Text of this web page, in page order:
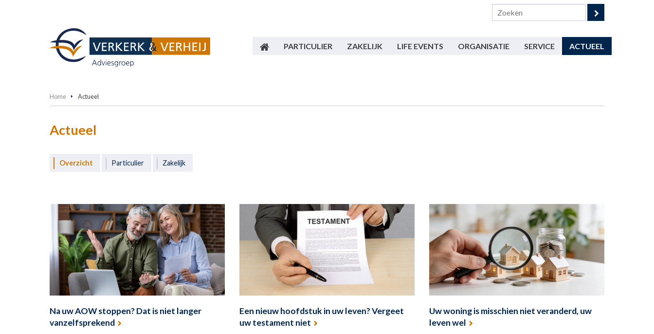
PARTICULIER ZAKELIJK LIFE EVENTS ORGANISATIE SERVICE ACTUEEL
Home Actueel
Actueel
Overzicht Particulier Zakelijk
Na uw AOW stoppen? Dat is niet langer
vanzelfsprekend
Een nieuw hoofdstuk in uw leven? Vergeet
uw testament niet
Uw woning is misschien niet veranderd, uw
leven wel